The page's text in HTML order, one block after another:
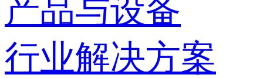
产品与设备
行业解决方案